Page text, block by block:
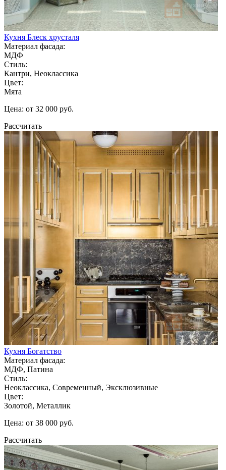
Кухня Блеск хрусталя
Материал фасада:
МДФ
Стиль:
Кантри, Неоклассика
Цвет:
Мята
Цена: от 32 000 руб.
Рассчитать
Кухня Богатство
Материал фасада:
МДФ, Патина
Стиль:
Неоклассика, Современный, Эксклюзивные
Цвет:
Золотой, Металлик
Цена: от 38 000 руб.
Рассчитать